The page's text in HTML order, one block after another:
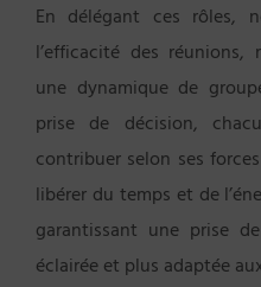
En délégant ces rôles,
l’efficacité des
une dynamique de
prise de décision,
contribuer selon ses
libérer du temps et de
garantissant une prise
éclairée et plus adaptée